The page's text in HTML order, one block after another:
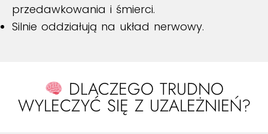
przedawkowania i śmierci.
Silnie oddziałują na układ nerwowy.
DLACZEGO TRUDNO
WYLECZYĆ SIĘ Z UZALEŻNIEŃ?